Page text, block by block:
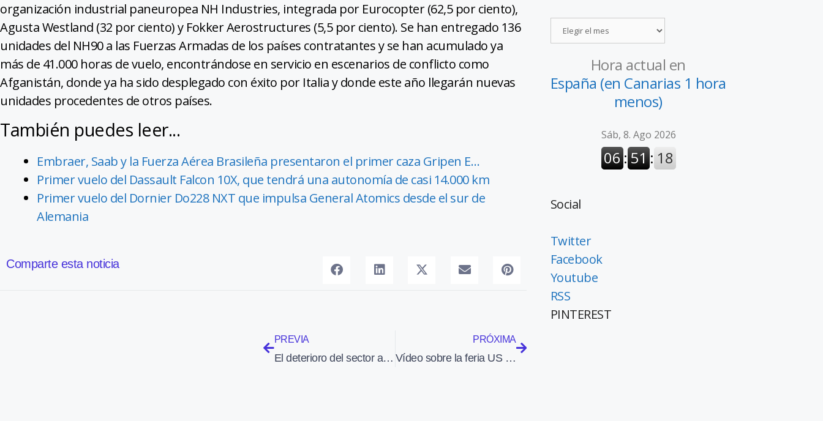
organización industrial paneuropea NH Industries, integrada por Eurocopter (62,5 por ciento),
Agusta Westland (32 por ciento) y Fokker Aerostructures (5,5 por ciento). Se han entregado 136
unidades del NH90 a las Fuerzas Armadas de los países contratantes y se han acumulado ya
más de 41.000 horas de vuelo, encontrándose en servicio en escenarios de conflicto como
Afganistán, donde ya ha sido desplegado con éxito por Italia y donde este año llegarán nuevas
unidades procedentes de otros países.
También puedes leer...
Embraer, Saab y la Fuerza Aérea Brasileña presentaron el primer caza Gripen E…
Primer vuelo del Dassault Falcon 10X, que tendrá una autonomía de casi 14.000 km
Primer vuelo del Dornier Do228 NXT que impulsa General Atomics desde el sur de
Alemania
Comparte esta noticia
PREVIA
El deterioro del sector aéreo nacional provoca el éxodo de pilotos españoles
PRÓXIMA
Vídeo sobre la feria US Sport Aviation Expo en Sebring (EEUU)
Hora actual en
España (en Canarias 1 hora
menos)
Social
Twitter
Facebook
Youtube
RSS
PINTEREST